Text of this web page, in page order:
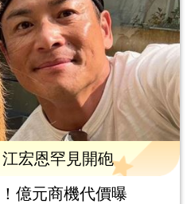
宏恩罕見開砲
億元商機代價曝